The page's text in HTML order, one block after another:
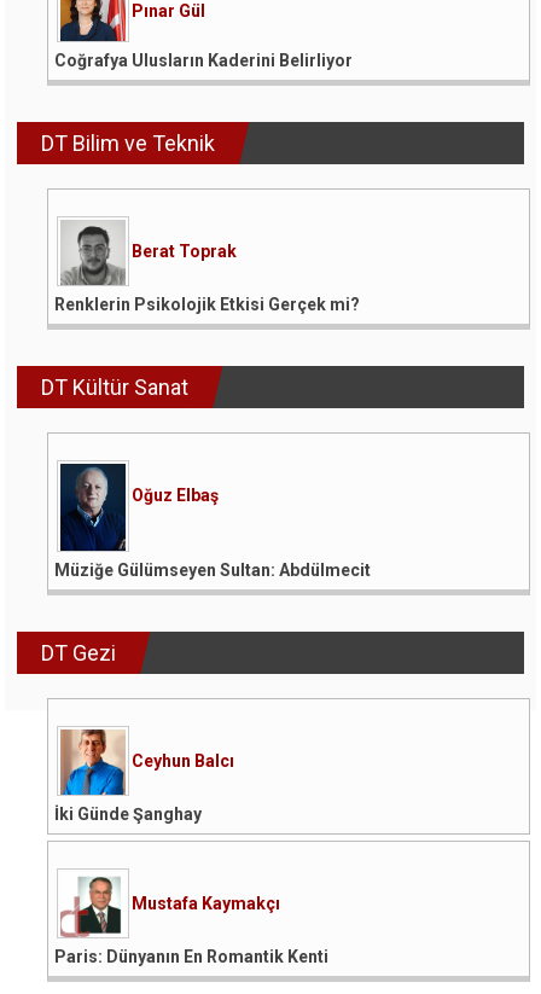
Pınar Gül
Coğrafya Ulusların Kaderini Belirliyor
DT Bilim ve Teknik
Berat Toprak
Renklerin Psikolojik Etkisi Gerçek mi?
DT Kültür Sanat
Oğuz Elbaş
Müziğe Gülümseyen Sultan: Abdülmecit
DT Gezi
Ceyhun Balcı
İki Günde Şanghay
Mustafa Kaymakçı
Paris: Dünyanın En Romantik Kenti